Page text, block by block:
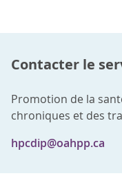
Contacter le
Promotion de la
chroniques et des
hpcdip@oahpp.ca